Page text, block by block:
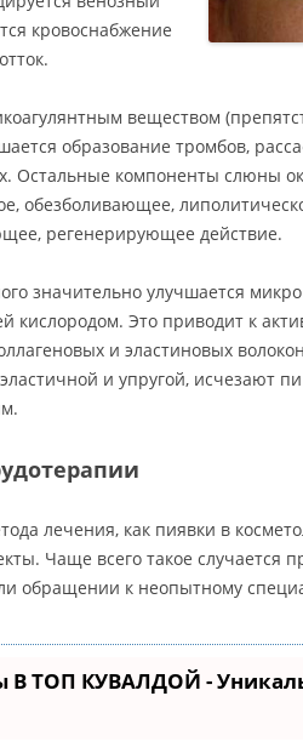
кровоснабжение
веществом
образование тромбов,
Остальные компоненты слюны
обезболивающее,
регенерирующее действие.
значительно улучшается
кислородом. Это приводит к
и эластиновых
и упругой, исчезают
лечения, как пиявки в
Чаще всего такое случается
обращении к неопытному
В ТОП КУВАЛДОЙ -